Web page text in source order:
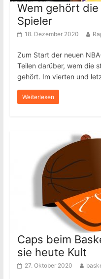
Wem gehört die
Spieler
18. Dezember 2020
Zum Start der neuen
Teilen darüber, wem die
gehört. Im vierten und
Weiterlesen
Caps beim
sie heute Kult
27. Oktober 2020